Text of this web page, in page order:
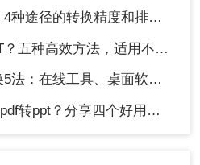
转换精度和排版保留能力对比！
效方法，适用不同场景全解析！
工具、桌面软件和PPT插件的优劣！
？分享四个好用的转换工具！